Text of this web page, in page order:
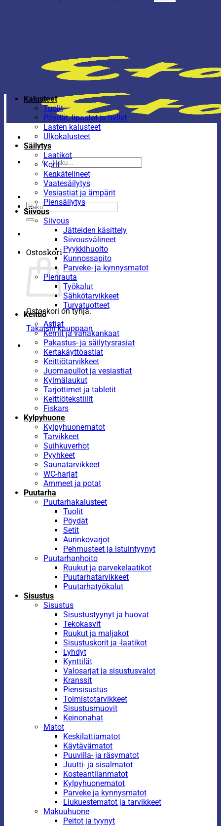
Etsi:
Etsi:
Ostoskori
Ostoskori on tyhjä.
Takaisin kauppaan
Kalusteet
Tuolit
Pöydät, lipastot ja hyllyt
Lasten kalusteet
Ulkokalusteet
Säilytys
Laatikot
Korit
Kenkätelineet
Vaatesäilytys
Vesiastiat ja ämpärit
Piensäilytys
Siivous
Siivous
Jätteiden käsittely
Siivousvälineet
Pyykkihuolto
Kunnossapito
Parveke- ja kynnysmatot
Pienrauta
Työkalut
Sähkötarvikkeet
Turvatuotteet
Keittiö
Astiat
Kernit ja vahakankaat
Pakastus- ja säilytysrasiat
Kertakäyttöastiat
Keittiötarvikkeet
Juomapullot ja vesiastiat
Kylmälaukut
Tarjottimet ja tabletit
Keittiötekstiilit
Fiskars
Kylpyhuone
Kylpyhuonematot
Tarvikkeet
Suihkuverhot
Pyyhkeet
Saunatarvikkeet
WC-harjat
Ammeet ja potat
Puutarha
Puutarhakalusteet
Tuolit
Pöydät
Setit
Aurinkovarjot
Pehmusteet ja istuintyynyt
Puutarhanhoito
Ruukut ja parvekelaatikot
Puutarhatarvikkeet
Puutarhatyökalut
Sisustus
Sisustus
Sisustustyynyt ja huovat
Tekokasvit
Ruukut ja maljakot
Sisustuskorit ja -laatikot
Lyhdyt
Kynttilät
Valosarjat ja sisustusvalot
Kranssit
Piensisustus
Toimistotarvikkeet
Sisustusmuovit
Keinonahat
Matot
Keskilattiamatot
Käytävämatot
Puuvilla- ja räsymatot
Juutti- ja sisalmatot
Kosteantilanmatot
Kylpyhuonematot
Parveke ja kynnysmatot
Liukuestematot ja tarvikkeet
Makuuhuone
Peitot ja tyynyt